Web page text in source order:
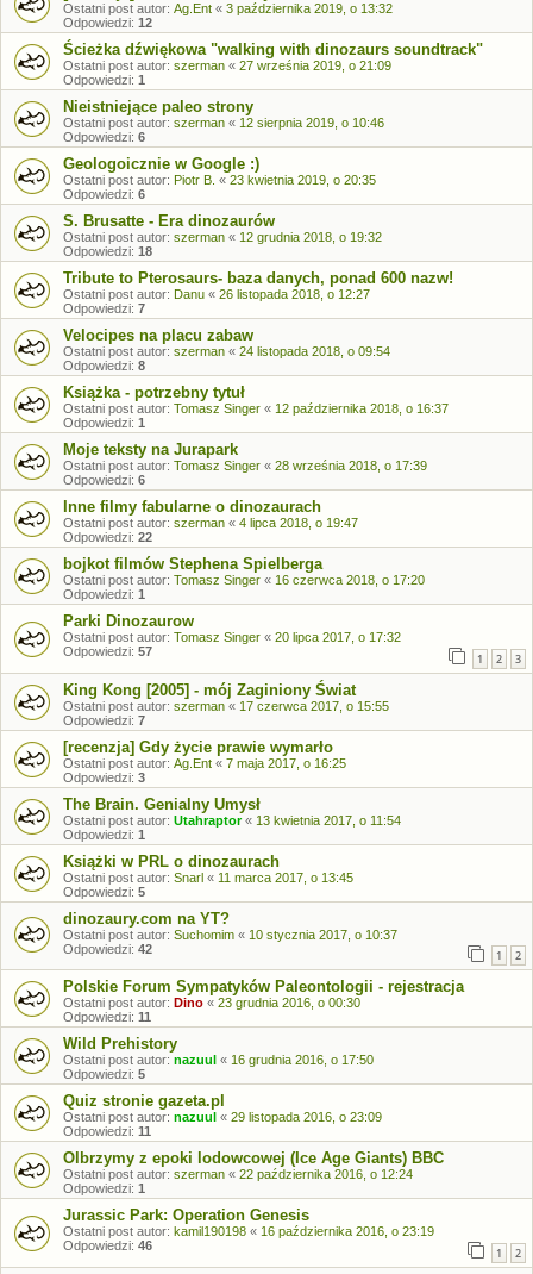
Ostatni post autor: Ag.Ent « 3 października 2019, o 13:32
Odpowiedzi: 12
Ścieżka dźwiękowa "walking with dinozaurs soundtrack"
Ostatni post autor: szerman « 27 września 2019, o 21:09
Odpowiedzi: 1
Nieistniejące paleo strony
Ostatni post autor: szerman « 12 sierpnia 2019, o 10:46
Odpowiedzi: 6
Geologoicznie w Google :)
Ostatni post autor: Piotr B. « 23 kwietnia 2019, o 20:35
Odpowiedzi: 6
S. Brusatte - Era dinozaurów
Ostatni post autor: szerman « 12 grudnia 2018, o 19:32
Odpowiedzi: 18
Tribute to Pterosaurs- baza danych, ponad 600 nazw!
Ostatni post autor: Danu « 26 listopada 2018, o 12:27
Odpowiedzi: 7
Velocipes na placu zabaw
Ostatni post autor: szerman « 24 listopada 2018, o 09:54
Odpowiedzi: 8
Książka - potrzebny tytuł
Ostatni post autor: Tomasz Singer « 12 października 2018, o 16:37
Odpowiedzi: 1
Moje teksty na Jurapark
Ostatni post autor: Tomasz Singer « 28 września 2018, o 17:39
Odpowiedzi: 6
Inne filmy fabularne o dinozaurach
Ostatni post autor: szerman « 4 lipca 2018, o 19:47
Odpowiedzi: 22
bojkot filmów Stephena Spielberga
Ostatni post autor: Tomasz Singer « 16 czerwca 2018, o 17:20
Odpowiedzi: 1
Parki Dinozaurow
Ostatni post autor: Tomasz Singer « 20 lipca 2017, o 17:32
Odpowiedzi: 57 1 2 3
King Kong [2005] - mój Zaginiony Świat
Ostatni post autor: szerman « 17 czerwca 2017, o 15:55
Odpowiedzi: 7
[recenzja] Gdy życie prawie wymarło
Ostatni post autor: Ag.Ent « 7 maja 2017, o 16:25
Odpowiedzi: 3
The Brain. Genialny Umysł
Ostatni post autor: Utahraptor« 13 kwietnia 2017, o 11:54
Odpowiedzi: 1
Książki w PRL o dinozaurach
Ostatni post autor: Snarl « 11 marca 2017, o 13:45
Odpowiedzi: 5
dinozaury.com na YT?
Ostatni post autor: Suchomim « 10 stycznia 2017, o 10:37
Odpowiedzi: 42 1 2
Polskie Forum Sympatyków Paleontologii - rejestracja
Ostatni post autor: Dino « 23 grudnia 2016, o 00:30
Odpowiedzi: 11
Wild Prehistory
Ostatni post autor: nazuul « 16 grudnia 2016, o 17:50
Odpowiedzi: 5
Quiz stronie gazeta.pl
Ostatni post autor: nazuul « 29 listopada 2016, o 23:09
Odpowiedzi: 11
Olbrzymy z epoki lodowcowej (Ice Age Giants) BBC
Ostatni post autor: szerman « 22 października 2016, o 12:24
Odpowiedzi: 1
Jurassic Park: Operation Genesis
Ostatni post autor: kamil190198 « 16 października 2016, o 23:19
Odpowiedzi: 46 1 2